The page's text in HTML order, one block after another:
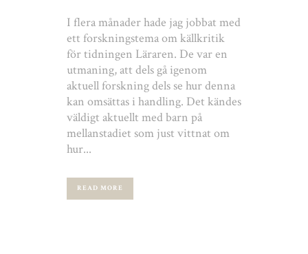
I flera månader hade jag jobbat med
ett forskningstema om källkritik
för tidningen Läraren. De var en
utmaning, att dels gå igenom
aktuell forskning dels se hur denna
kan omsättas i handling. Det kändes
väldigt aktuellt med barn på
mellanstadiet som just vittnat om
hur...
READ MORE